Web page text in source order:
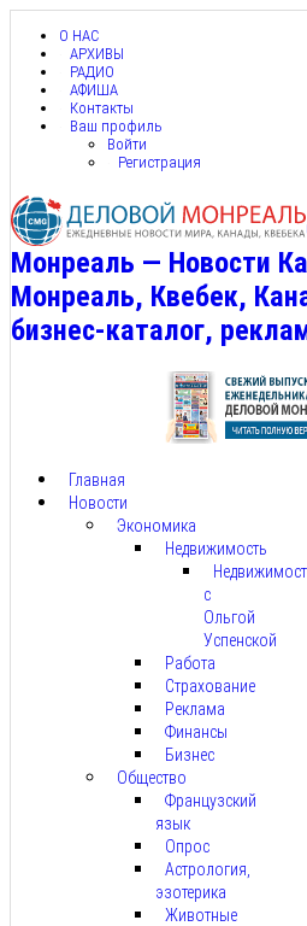
О НАС
АРХИВЫ
РАДИО
АФИША
Контакты
Ваш профиль
Войти
Регистрация
Монреаль — Новости
Монреаль, Квебек,
бизнес-каталог,
Главная
Новости
Экономика
Недвижимость
с
Ольгой
Успенской
Работа
Страхование
Реклама
Финансы
Бизнес
Общество
Французский
язык
Опрос
Астрология,
эзотерика
Животные